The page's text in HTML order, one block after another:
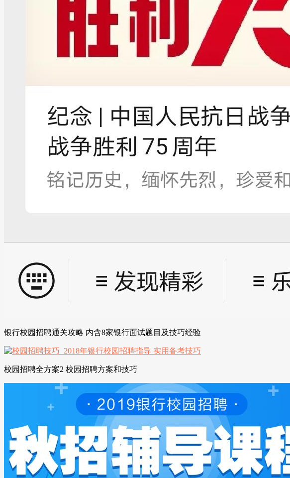
银行校园招聘通关攻略 内含8家银行面试题目及技巧经验
校园招聘全方案2 校园招聘方案和技巧